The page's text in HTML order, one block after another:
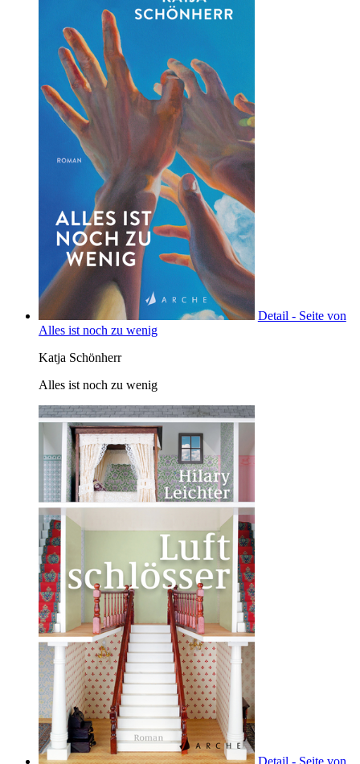
Detail - Seite von
Alles ist noch zu wenig
Katja Schönherr
Alles ist noch zu wenig